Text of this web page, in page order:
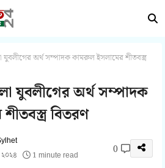
অর্থ সম্পাদক কামরুল ইসলামের শীতবস্ত্র
যুবলীগের অর্থ সম্পাদক
বিতরণ
২০২৪
1 minute read 0